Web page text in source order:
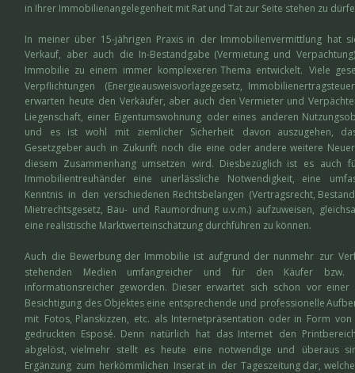
in Ihrer Immobilienangelegenheit mit Rat und Tat zur Seite stehen zu
In meiner über 15-jährigen Praxis in der Immobilienvermittlung hat
Verkauf, aber auch die In-Bestandgabe (Vermietung und
Immobilie zu einem immer komplexeren Thema entwickelt. Viele
Verpflichtungen (Energieausweisvorlagegesetz,
erwarten heute den Verkäufer, aber auch den Vermieter und
Liegenschaft, einer Eigentumswohnung oder eines anderen
und es ist wohl mit ziemlicher Sicherheit davon auszugehen,
Gesetzgeber auch in Zukunft noch die eine oder andere weitere
diesem Zusammenhang umsetzen wird. Diesbezüglich ist es auch
Immobilientreuhänder eine unerlässliche Notwendigkeit, eine
Kenntnis in den verschiedenen Rechtsbelangen (Vertragsrecht,
Mietrechtsgesetz, Bau- und Raumordnung u.v.m.) aufzuweisen,
eine realistische Marktwerteinschätzung durchführen zu können.
Auch die Bewerbung der Immobilie ist aufgrund der nunmehr zur
stehenden Medien umfangreicher und für den Käufer
informationsreicher geworden. Dieser erwartet sich schon vor
Besichtigung des Objektes eine entsprechende und professionelle
mit Fotos, Planskizzen, etc. als Internetpräsentation oder in Form
gedruckten Esposé. Denn natürlich hat das Internet den
abgelöst, vielmehr stellt es heute eine notwendige und überaus
Ergänzung zum herkömmlichen Inserat in der Tageszeitung dar,